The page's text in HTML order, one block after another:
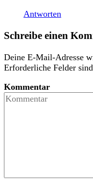
Antworten
Schreibe einen
Deine E-Mail-Adresse
Erforderliche Felder
Kommentar